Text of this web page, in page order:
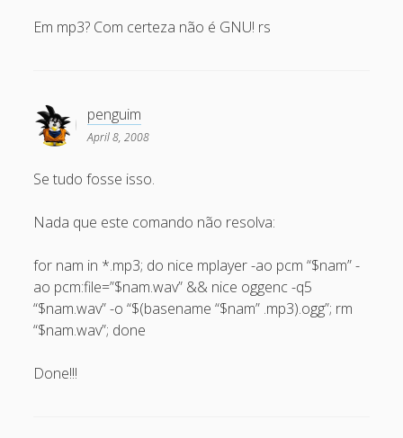
March 2010
January 2010
December 2009
September 2009
August 2009
July 2009
June 2009
Em mp3? Com certeza não é GNU! rs
penguim
April 8, 2008
Se tudo fosse isso.
Nada que este comando não resolva:
for nam in *.mp3; do nice mplayer -ao pcm “$nam” -
ao pcm:file=”$nam.wav” && nice oggenc -q5
“$nam.wav” -o “$(basename “$nam” .mp3).ogg”; rm
“$nam.wav”; done
Done!!!